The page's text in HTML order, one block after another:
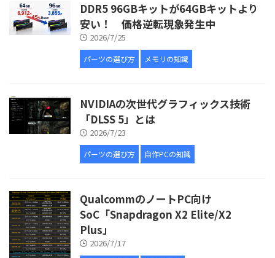
DDR5 96GBキットが64GBキットより
安い！ 価格逆転現象発生中
2026/7/25
パーツの選び方 メモリの知識
NVIDIAの次世代グラフィックス技術
「DLSS 5」とは
2026/7/23
パーツの選び方 自作PCの知識
QualcommのノートPC向け
SoC「Snapdragon X2 Elite/X2
Plus」
2026/7/17